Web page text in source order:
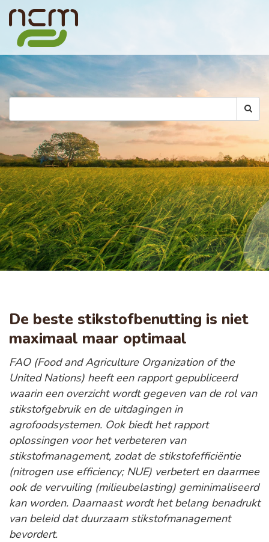
De beste stikstofbenutting is niet
maximaal maar optimaal
FAO (Food and Agriculture Organization of the
United Nations) heeft een rapport gepubliceerd
waarin een overzicht wordt gegeven van de rol van
stikstofgebruik en de uitdagingen in
agrofoodsystemen. Ook biedt het rapport
oplossingen voor het verbeteren van
stikstofmanagement, zodat de stikstofefficiëntie
(nitrogen use efficiency; NUE) verbetert en daarmee
ook de vervuiling (milieubelasting) geminimaliseerd
kan worden. Daarnaast wordt het belang benadrukt
van beleid dat duurzaam stikstofmanagement
bevordert.